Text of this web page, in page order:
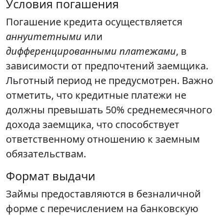
Условия погашения
Погашение кредита осуществляется
аннуитетными или
дифференцированными платежами, в
зависимости от предпочтений заемщика.
Льготный период не предусмотрен. Важно
отметить, что кредитные платежи не
должны превышать 50% среднемесячного
дохода заемщика, что способствует
ответственному отношению к заемным
обязательствам.
Формат выдачи
Займы предоставляются в безналичной
форме с перечислением на банковскую